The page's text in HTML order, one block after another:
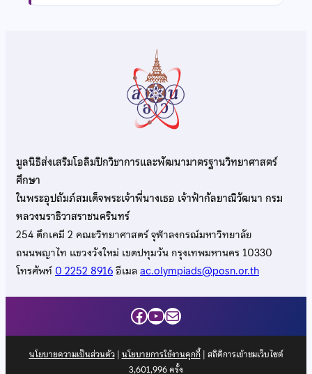
มูลนิธิส่งเสริมโอลิมปิกวิชาการและพัฒนามาตรฐานวิทยาศาสตร์
ศึกษา
ในพระอุปถัมภ์สมเด็จพระเจ้าพี่นางเธอ เจ้าฟ้ากัลยาณิวัฒนา กรม
หลวงนราธิวาสราชนครินทร์
254 ตึกเคมี 2 คณะวิทยาศาสตร์ จุฬาลงกรณ์มหาวิทยาลัย
ถนนพญาไท แขวงวังใหม่ เขตปทุมวัน กรุงเทพมหานคร 10330
โทรศัพท์0 2252 8916อีเมลac.olympiads@posn.or.th
Facebook
YouTube
Mail
นโยบายความเป็นส่วนตัว| นโยบายการใช้งานคุกกี้| สถิติการเข้าชมเว็บไซต์
3,601,996ครั้ง